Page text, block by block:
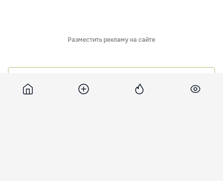
Разместить рекламу на сайте